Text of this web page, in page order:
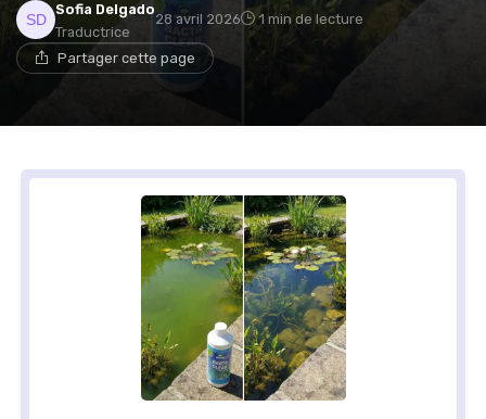
Sofia Delgado
Traductrice
28 avril 2026 1 min de lecture
Partager cette page